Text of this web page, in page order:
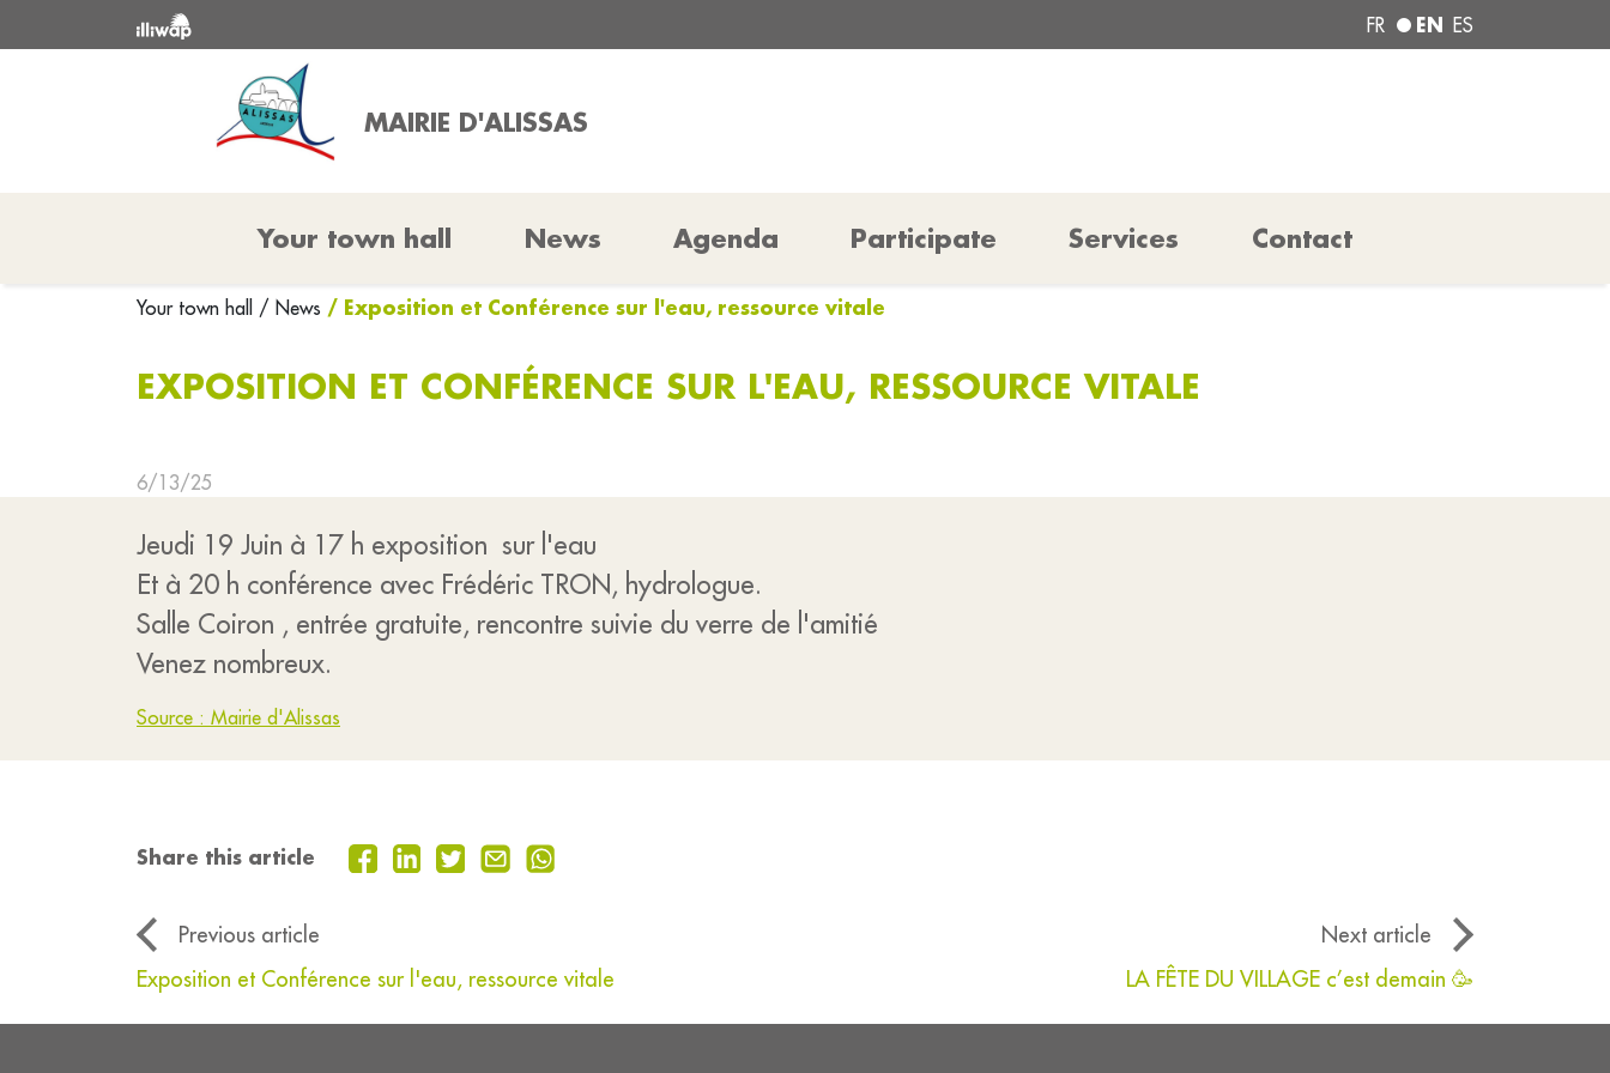
FR EN ES
MAIRIE D'ALISSAS
Your town hall News Agenda Participate Services Contact
Your town hall / News / Exposition et Conférence sur l'eau, ressource vitale
EXPOSITION ET CONFÉRENCE SUR L'EAU, RESSOURCE VITALE
6/13/25
Jeudi 19 Juin à 17 h exposition sur l'eau
Et à 20 h conférence avec Frédéric TRON, hydrologue.
Salle Coiron , entrée gratuite, rencontre suivie du verre de l'amitié
Venez nombreux.
Source : Mairie d'Alissas
Share this article
Previous article
Next article
Exposition et Conférence sur l'eau, ressource vitale
LA FÊTE DU VILLAGE c’est demain 🥳